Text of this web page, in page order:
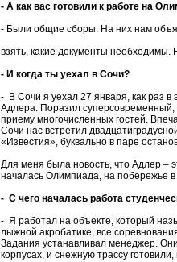
- А как вас готовили к работе на
- Были общие сборы. На них нам
взять, какие документы
- И когда ты уехал в Сочи?
- В Сочи я уехал 27 января, как раз
Адлера. Поразил
приему многочисленных гостей.
Сочи нас встретил
«Известия», буквально в паре
Для меня была новость, что Адлер –
началась Олимпиада, на побережье
- С чего началась работа
- Я работал на объекте, который
лыжной акробатике, все
Задания устанавливал менеджер.
корпусах, и снежную трассу готовили,